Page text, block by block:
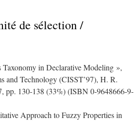
de sélection /
in Declarative Modeling »,
and Technology (CISST’97), H. R.
pp. 130-138 (33%) (ISBN 0-9648666-9-
Approach to Fuzzy Properties in